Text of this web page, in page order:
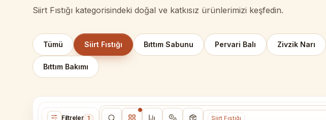
Siirt Fıstığı kategorisindeki doğal ve katkısız ürünlerimizi keşfedin.
Tümü Siirt Fıstığı Bıttım Sabunu Pervari Balı Zivzik Narı
Bıttım Bakımı
Filtreler 1 Siirt Fıstığı